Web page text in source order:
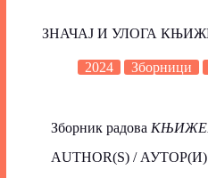
ЗНАЧАЈ И УЛОГА
2024 Зборници
Зборник радова
AUTHOR(S) /